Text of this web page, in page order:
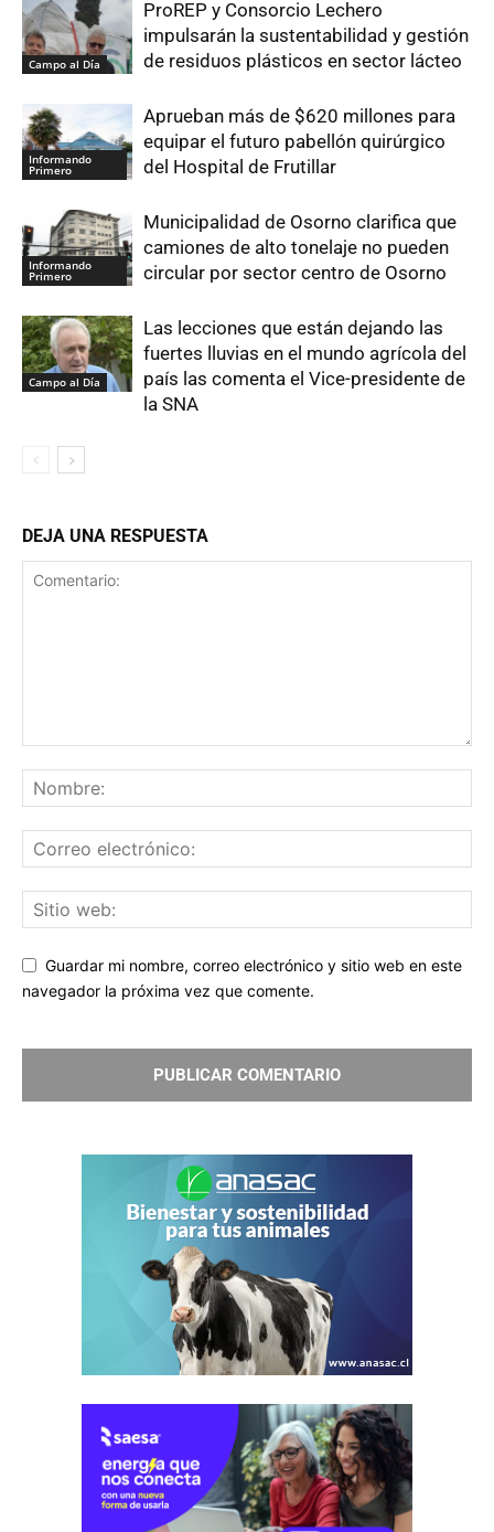
Campo al Día
ProREP y Consorcio Lechero
impulsarán la sustentabilidad y gestión
de residuos plásticos en sector lácteo
Informando
Primero
Aprueban más de $620 millones para
equipar el futuro pabellón quirúrgico
del Hospital de Frutillar
Informando
Primero
Municipalidad de Osorno clarifica que
camiones de alto tonelaje no pueden
circular por sector centro de Osorno
Campo al Día
Las lecciones que están dejando las
fuertes lluvias en el mundo agrícola del
país las comenta el Vice-presidente de
la SNA
DEJA UNA RESPUESTA
Guardar mi nombre, correo electrónico y sitio web en este
navegador la próxima vez que comente.